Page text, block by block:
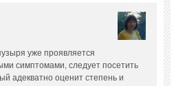
уже проявляется
симптомами, следует посетить
адекватно оценит степень и